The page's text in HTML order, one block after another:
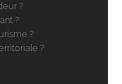
?
?
?
?